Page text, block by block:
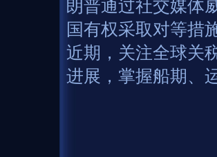
朗普通过社交媒体
国有权采取对等措
近期，关注全球关
进展，掌握船期、